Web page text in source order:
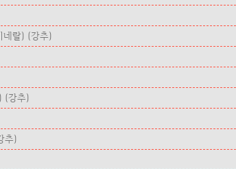
네랄) (강추)
(강추)
추)